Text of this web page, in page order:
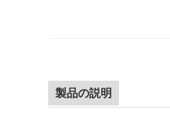
製品の説明